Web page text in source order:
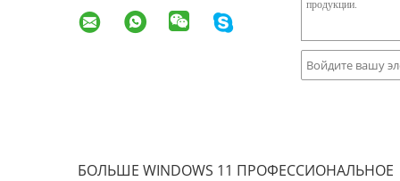
БОЛЬШЕ WINDOWS 11 ПРОФЕССИОНАЛЬНОЕ